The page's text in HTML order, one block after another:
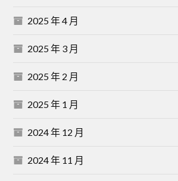
2025 年 4 月
2025 年 3 月
2025 年 2 月
2025 年 1 月
2024 年 12 月
2024 年 11 月